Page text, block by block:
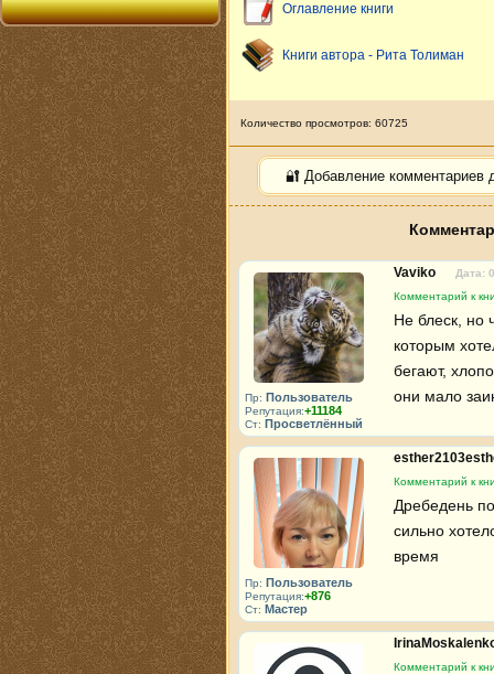
Оглавление книги
Книги автора - Рита Толиман
Количество просмотров: 60725
🔐 Добавление комментариев
Пр: Пользователь
Репутация:+11184
Ст: Просветлённый
Vaviko
Дата:
Комментарий к
Не блеск, но
которым
бегают,
они мало
Пр: Пользователь
Репутация:+876
Ст: Мастер
Комментарий к
Дребедень
сильно
время
Комментарий к